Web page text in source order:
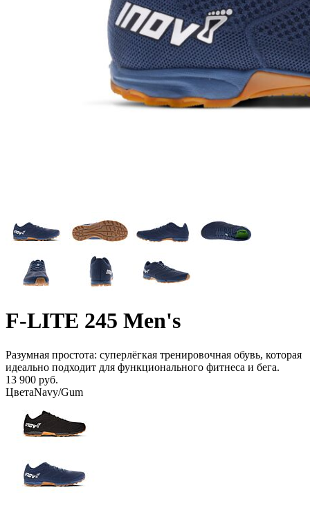
F-LITE 245 Men's
Разумная простота: суперлёгкая тренировочная обувь, которая
идеально подходит для функционального фитнеса и бега.
13 900 руб.
ЦветаNavy/Gum